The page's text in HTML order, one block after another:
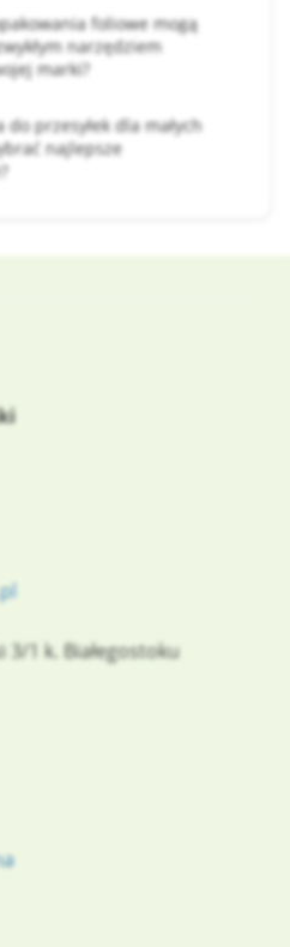
foliowe mogą
narzędziem
marki?
do przesyłek dla małych
najlepsze
3/1 k. Białegostoku